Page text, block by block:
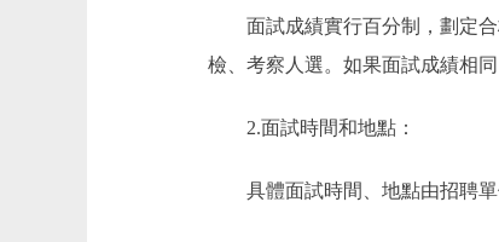
面試成績實行百分制，劃定合
檢、考察人選。如果面試成績相
2.面試時間和地點：
具體面試時間、地點由招聘單